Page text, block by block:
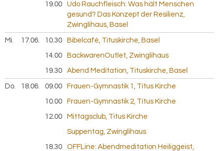
19.00
Udo Rauchfleisch: Was hält Menschen
gesund? Das Konzept der Resilienz,
Zwinglihaus, Basel
Mi. 17.06. 2026
10.30 Bibelcafé, Tituskirche, Basel
14.00 BackwarenOutlet, Zwinglihaus
19.30 Abend Meditation, Tituskirche, Basel
Do. 18.06. 2026
09.00 Frauen-Gymnastik 1, Titus Kirche
10.00 Frauen-Gymnastik 2, Titus Kirche
12.00 Mittagsclub, Titus Kirche
Suppentag, Zwinglihaus
18.30
OFFLine: Abendmeditation Heiliggeist,